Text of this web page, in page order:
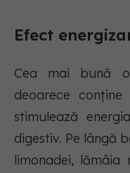
Efect
Cea mai bună
deoarece
stimulează
digestiv. Pe lângă
limonadei,